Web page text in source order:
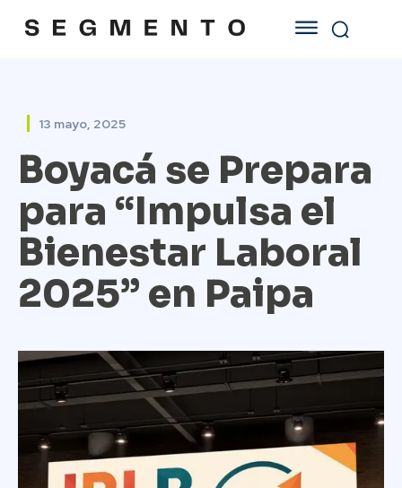
13 mayo, 2025
Boyacá se Prepara
para “Impulsa el
Bienestar Laboral
2025” en Paipa